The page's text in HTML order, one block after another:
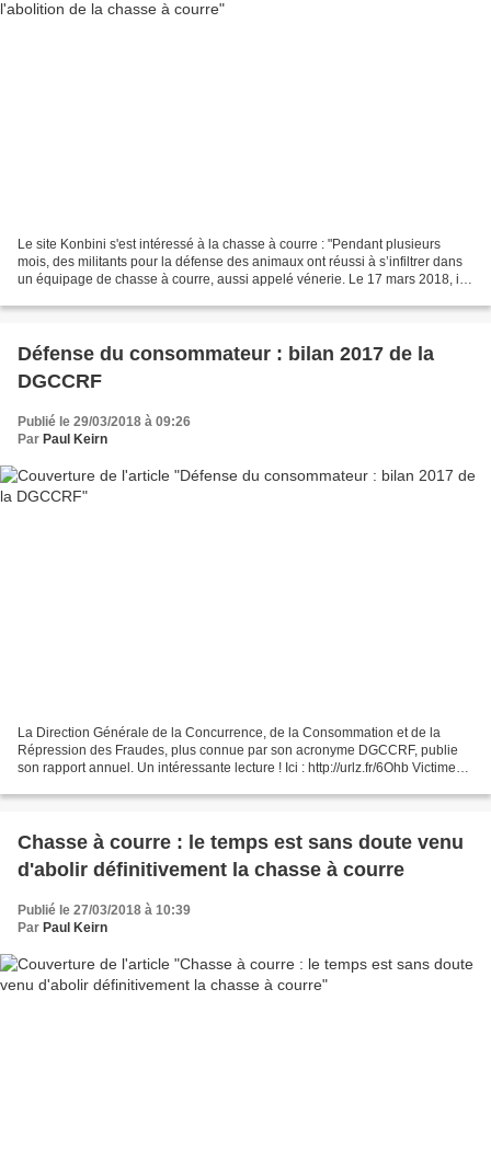
Le site Konbini s'est intéressé à la chasse à courre : "Pendant plusieurs
mois, des militants pour la défense des animaux ont réussi à s’infiltrer dans
un équipage de chasse à courre, aussi appelé vénerie. Le 17 mars 2018, ils
Défense du consommateur : bilan 2017 de la
DGCCRF
Publié le 29/03/2018 à 09:26
Par Paul Keirn
La Direction Générale de la Concurrence, de la Consommation et de la
Répression des Fraudes, plus connue par son acronyme DGCCRF, publie
son rapport annuel. Un intéressante lecture ! Ici : http://urlz.fr/6Ohb Victime
Chasse à courre : le temps est sans doute venu
d'abolir définitivement la chasse à courre
Publié le 27/03/2018 à 10:39
Par Paul Keirn